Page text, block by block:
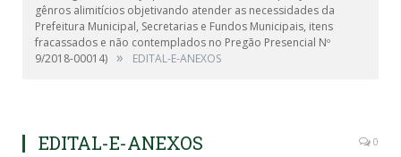
gênros alimitícios objetivando atender as necessidades da
Prefeitura Municipal, Secretarias e Fundos Municipais, itens
fracassados e não contemplados no Pregão Presencial Nº
9/2018-00014) » EDITAL-E-ANEXOS
EDITAL-E-ANEXOS 0